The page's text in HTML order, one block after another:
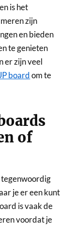
is het
zijn
en bieden
te genieten
er zijn veel
boardom te
of
tegenwoordig
je er een kunt
is vaak de
voordat je